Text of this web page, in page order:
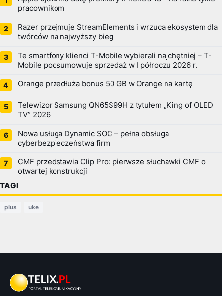
pracownikom
Razer przejmuje StreamElements i wrzuca ekosystem dla
twórców na najwyższy bieg
Te smartfony klienci T-Mobile wybierali najchętniej – T-
Mobile podsumowuje sprzedaż w I półroczu 2026 r.
Orange przedłuża bonus 50 GB w Orange na kartę
Telewizor Samsung QN65S99H z tytułem „King of OLED
TV” 2026
Nowa usługa Dynamic SOC – pełna obsługa
cyberbezpieczeństwa firm
CMF przedstawia Clip Pro: pierwsze słuchawki CMF o
otwartej konstrukcji
TAGI
plus uke